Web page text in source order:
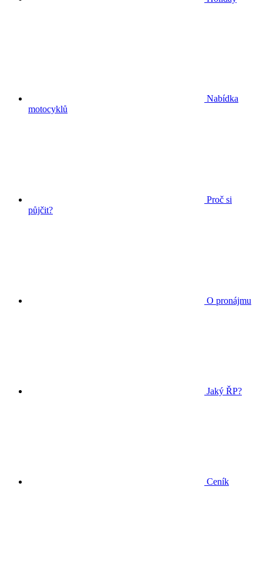
Nabídka
motocyklů
Proč si
půjčit?
O pronájmu
Jaký ŘP?
Ceník